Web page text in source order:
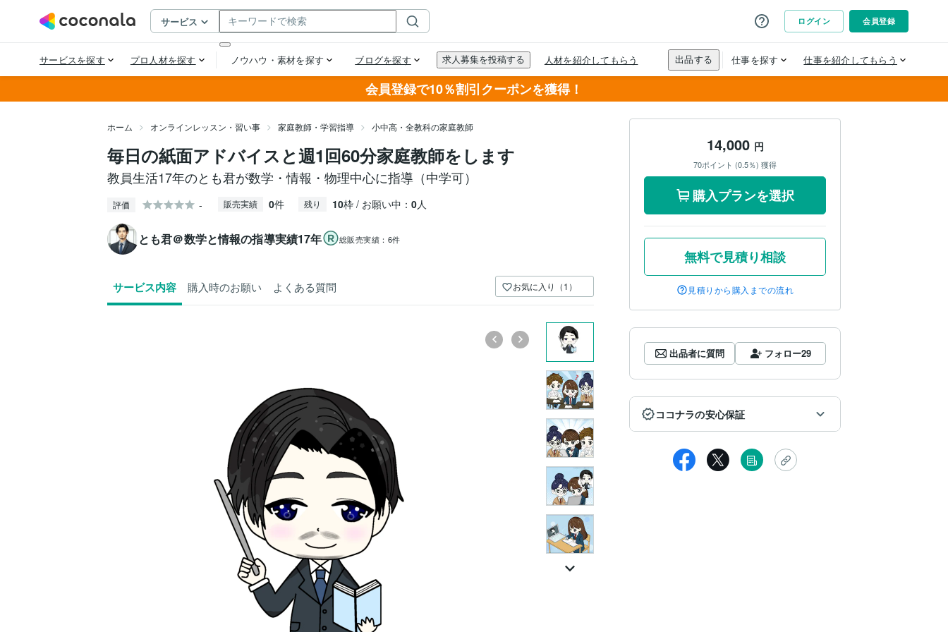
会員登録で10％割引クーポンを獲得！
ホーム オンラインレッスン・習い事 家庭教師・学習指導 小中高・全教科の家庭教師
毎日の紙面アドバイスと週1回60分家庭教師をします
教員生活17年のとも君が数学・情報・物理中心に指導（中学可）
評価 - 販売実績 0件 残り 10枠 / お願い中： 0人
とも君＠数学と情報の指導実績17年 総販売実績： 6件
サービス内容 購入時のお願い よくある質問 お気に入り（1）
14,000 円
70ポイント (0.5％) 獲得
購入プランを選択
無料で見積り相談
見積りから購入までの流れ
出品者に質問 フォロー29
ココナラの安心保証